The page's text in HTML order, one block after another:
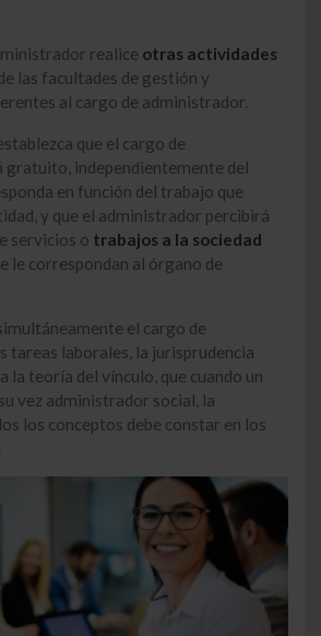
realice otras actividades
las facultades de gestión y
al cargo de administrador.
que el cargo de
gratuito, independientemente del
en función del trabajo que
y que el administrador percibirá
servicios o trabajos a la sociedad
le correspondan al órgano de
el cargo de
tareas laborales, la jurisprudencia
la teoría del vínculo, que cuando un
vez administrador social, la
los conceptos debe constar en los